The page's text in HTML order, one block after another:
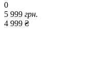
0
5 999 грн.
4 999 ₴